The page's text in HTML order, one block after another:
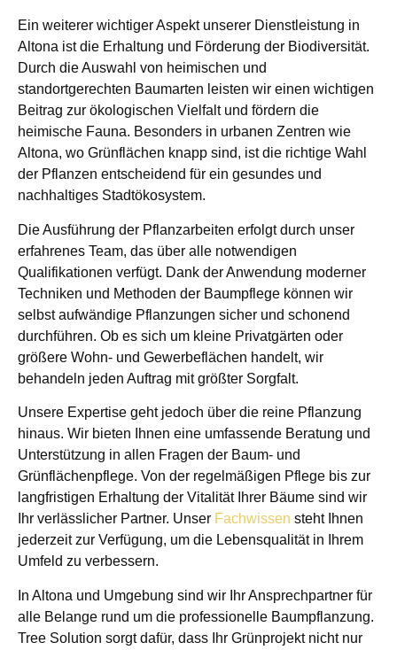
Ein weiterer wichtiger Aspekt unserer Dienstleistung in
Altona ist die Erhaltung und Förderung der Biodiversität.
Durch die Auswahl von heimischen und
standortgerechten Baumarten leisten wir einen wichtigen
Beitrag zur ökologischen Vielfalt und fördern die
heimische Fauna. Besonders in urbanen Zentren wie
Altona, wo Grünflächen knapp sind, ist die richtige Wahl
der Pflanzen entscheidend für ein gesundes und
nachhaltiges Stadtökosystem.
Die Ausführung der Pflanzarbeiten erfolgt durch unser
erfahrenes Team, das über alle notwendigen
Qualifikationen verfügt. Dank der Anwendung moderner
Techniken und Methoden der Baumpflege können wir
selbst aufwändige Pflanzungen sicher und schonend
durchführen. Ob es sich um kleine Privatgärten oder
größere Wohn- und Gewerbeflächen handelt, wir
behandeln jeden Auftrag mit größter Sorgfalt.
Unsere Expertise geht jedoch über die reine Pflanzung
hinaus. Wir bieten Ihnen eine umfassende Beratung und
Unterstützung in allen Fragen der Baum- und
Grünflächenpflege. Von der regelmäßigen Pflege bis zur
langfristigen Erhaltung der Vitalität Ihrer Bäume sind wir
Ihr verlässlicher Partner. Unser Fachwissen steht Ihnen
jederzeit zur Verfügung, um die Lebensqualität in Ihrem
Umfeld zu verbessern.
In Altona und Umgebung sind wir Ihr Ansprechpartner für
alle Belange rund um die professionelle Baumpflanzung.
Tree Solution sorgt dafür, dass Ihr Grünprojekt nicht nur